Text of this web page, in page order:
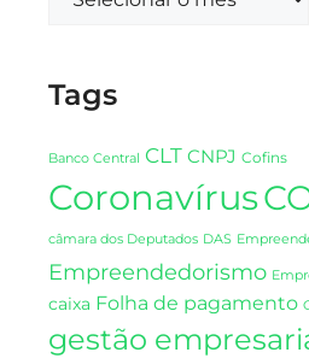
Tags
Banco Central CLT CNPJ Cofins
Coronavírus
câmara dos Deputados DAS
Empreendedorismo
caixa Folha de pagamento
gestão